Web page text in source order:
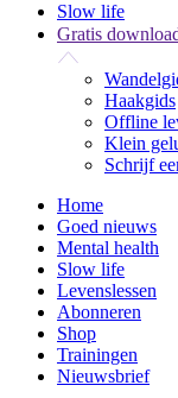
Slow life
Gratis
Haakgids
Offline
Klein
Schrijf
Home
Goed nieuws
Mental health
Slow life
Levenslessen
Abonneren
Shop
Trainingen
Nieuwsbrief